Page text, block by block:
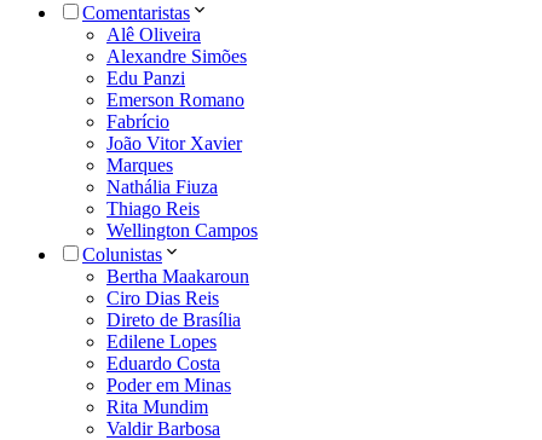
Comentaristas
Alê Oliveira
Alexandre Simões
Edu Panzi
Emerson Romano
Fabrício
João Vitor Xavier
Marques
Nathália Fiuza
Thiago Reis
Wellington Campos
Colunistas
Bertha Maakaroun
Ciro Dias Reis
Direto de Brasília
Edilene Lopes
Eduardo Costa
Poder em Minas
Rita Mundim
Valdir Barbosa